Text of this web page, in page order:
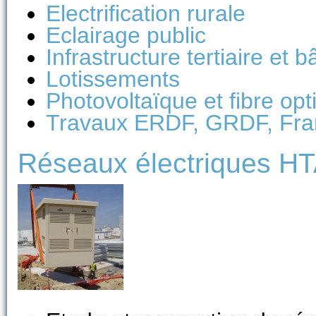
Electrification rurale
Eclairage public
Infrastructure tertiaire et
Lotissements
Photovoltaïque et fibre
Travaux ERDF, GRDF,
Réseaux électriques